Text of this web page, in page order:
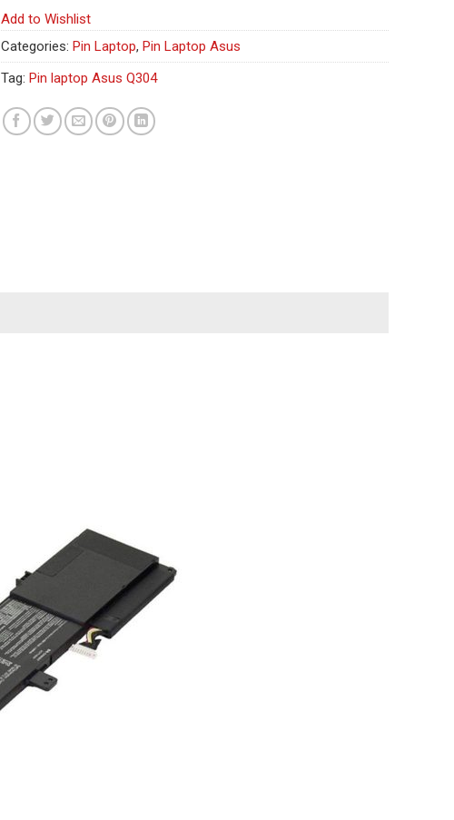
Add to Wishlist
Categories: Pin Laptop, Pin Laptop Asus
Tag: Pin laptop Asus Q304